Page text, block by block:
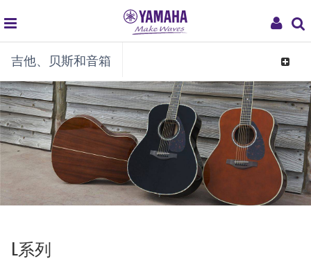
My
global
navigation
吉他、贝斯和音箱
Toggle
L系列